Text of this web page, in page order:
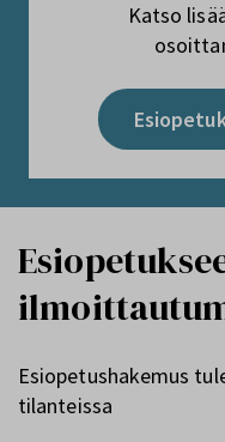
Katso
Esiopetushakemus
tilanteissa